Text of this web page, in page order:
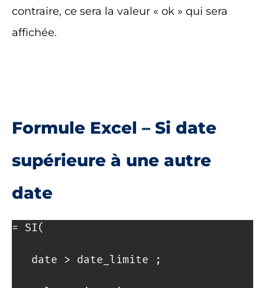
contraire, ce sera la valeur « ok » qui sera
affichée.
Formule Excel – Si date
supérieure à une autre
date